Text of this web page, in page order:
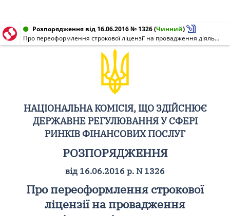
Розпорядження від 16.06.2016 № 1326(Чинний)
Про переоформлення строкової ліцензії на провадження діяльності з надання фінансових кредитів за рахунок залучених коштів, виданої ТОВАРИСТВУ З ОБМЕЖЕНОЮ ВІДПОВІДАЛЬНІСТЮ "ФІНАНСОВА КОМПАНІЯ "НАРОДНА ПОЗИКА", на безстрокову
НАЦІОНАЛЬНА КОМІСІЯ, ЩО ЗДІЙСНЮЄ
ДЕРЖАВНЕ РЕГУЛЮВАННЯ У СФЕРІ
РИНКІВ ФІНАНСОВИХ ПОСЛУГ
РОЗПОРЯДЖЕННЯ
від 16.06.2016 р. N 1326
Про переоформлення строкової
ліцензії на провадження